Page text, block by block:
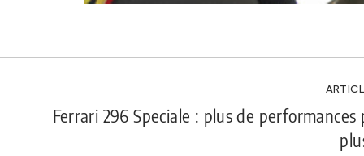
Ferrari 296 Speciale : plus de performances